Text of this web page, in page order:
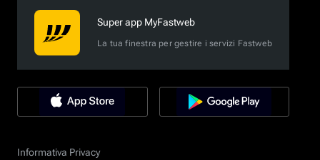
Super app MyFastweb
La tua finestra per gestire i servizi Fastweb
Informativa Privacy